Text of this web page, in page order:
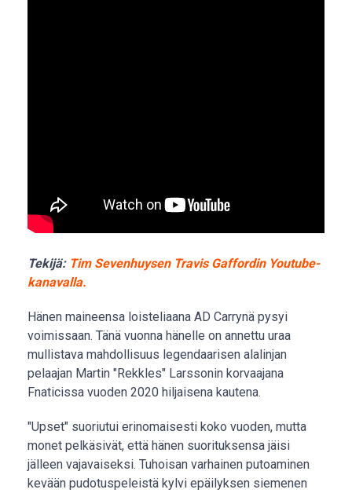
Tekijä: Tim Sevenhuysen Travis Gaffordin Youtube-
kanavalla.
Hänen maineensa loisteliaana AD Carrynä pysyi
voimissaan. Tänä vuonna hänelle on annettu uraa
mullistava mahdollisuus legendaarisen alalinjan
pelaajan Martin "Rekkles" Larssonin korvaajana
Fnaticissa vuoden 2020 hiljaisena kautena.
"Upset" suoriutui erinomaisesti koko vuoden, mutta
monet pelkäsivät, että hänen suorituksensa jäisi
jälleen vajavaiseksi. Tuhoisan varhainen putoaminen
kevään pudotuspeleistä kylvi epäilyksen siemenen